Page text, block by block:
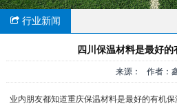
行业新闻
四川保温材料是最好
来源： 作者：
业内朋友都知道重庆保温材料是最好的有机